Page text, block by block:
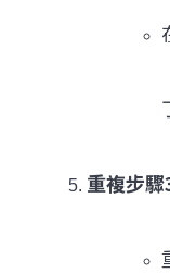
重複步